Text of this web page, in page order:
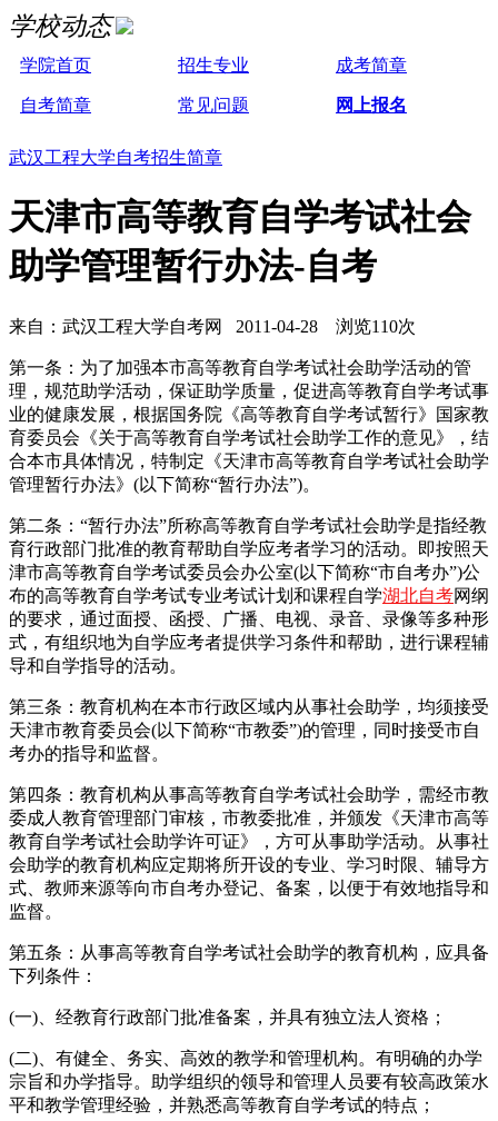
学校动态
学院首页 招生专业 成考简章
自考简章 常见问题 网上报名
武汉工程大学自考招生简章
天津市高等教育自学考试社会
助学管理暂行办法-自考
来自：武汉工程大学自考网 2011-04-28 浏览110次
第一条：为了加强本市高等教育自学考试社会助学活动的管
理，规范助学活动，保证助学质量，促进高等教育自学考试事
业的健康发展，根据国务院《高等教育自学考试暂行》国家教
育委员会《关于高等教育自学考试社会助学工作的意见》，结
合本市具体情况，特制定《天津市高等教育自学考试社会助学
管理暂行办法》(以下简称“暂行办法”)。
第二条：“暂行办法”所称高等教育自学考试社会助学是指经教
育行政部门批准的教育帮助自学应考者学习的活动。即按照天
津市高等教育自学考试委员会办公室(以下简称“市自考办”)公
布的高等教育自学考试专业考试计划和课程自学湖北自考网纲
的要求，通过面授、函授、广播、电视、录音、录像等多种形
式，有组织地为自学应考者提供学习条件和帮助，进行课程辅
导和自学指导的活动。
第三条：教育机构在本市行政区域内从事社会助学，均须接受
天津市教育委员会(以下简称“市教委”)的管理，同时接受市自
考办的指导和监督。
第四条：教育机构从事高等教育自学考试社会助学，需经市教
委成人教育管理部门审核，市教委批准，并颁发《天津市高等
教育自学考试社会助学许可证》，方可从事助学活动。从事社
会助学的教育机构应定期将所开设的专业、学习时限、辅导方
式、教师来源等向市自考办登记、备案，以便于有效地指导和
监督。
第五条：从事高等教育自学考试社会助学的教育机构，应具备
下列条件：
(一)、经教育行政部门批准备案，并具有独立法人资格；
(二)、有健全、务实、高效的教学和管理机构。有明确的办学
宗旨和办学指导。助学组织的领导和管理人员要有较高政策水
平和教学管理经验，并熟悉高等教育自学考试的特点；